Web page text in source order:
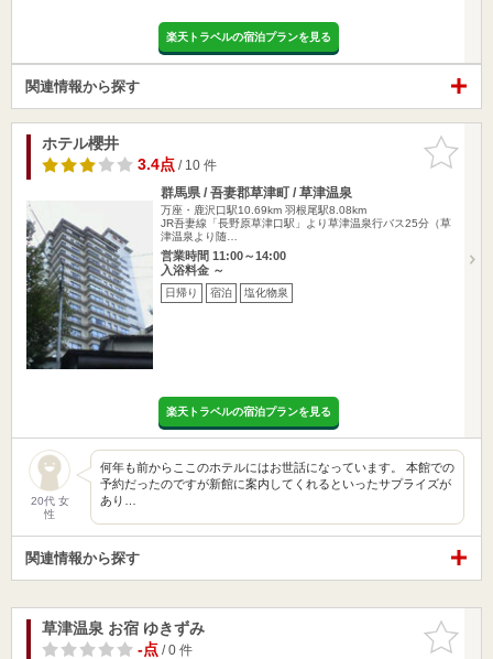
楽天トラベルの宿泊プランを見る
関連情報から探す
お気に入
りに追加
ホテル櫻井
3.4点/ 10 件
群馬県 / 吾妻郡草津町 / 草津温泉
万座・鹿沢口駅10.69km 羽根尾駅8.08km
JR吾妻線「長野原草津口駅」より草津温泉行バス25分（草
津温泉より随…
営業時間 11:00～14:00
入浴料金 ～
日帰り 宿泊 塩化物泉
楽天トラベルの宿泊プランを見る
20代 女
性
何年も前からここのホテルにはお世話になっています。 本館での
予約だったのですが新館に案内してくれるといったサプライズが
あり…
関連情報から探す
お気に入
りに追加
草津温泉 お宿 ゆきずみ
-点/ 0 件